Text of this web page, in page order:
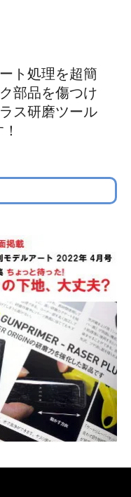
ト処理を超簡
部品を傷つけ
ス研磨ツール